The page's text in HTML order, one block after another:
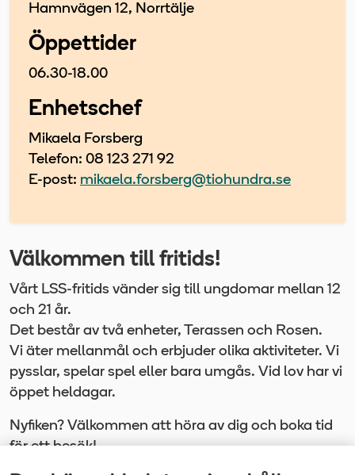
Hamnvägen 12, Norrtälje
Öppettider
06.30-18.00
Enhetschef
Mikaela Forsberg
Telefon: 08 123 271 92
E-post: mikaela.forsberg@tiohundra.se
Välkommen till fritids!
Vårt LSS-fritids vänder sig till ungdomar mellan 12
och 21 år.
Det består av två enheter, Terassen och Rosen.
Vi äter mellanmål och erbjuder olika aktiviteter. Vi
pysslar, spelar spel eller bara umgås. Vid lov har vi
öppet heldagar.
Nyfiken? Välkommen att höra av dig och boka tid
för ett besök!